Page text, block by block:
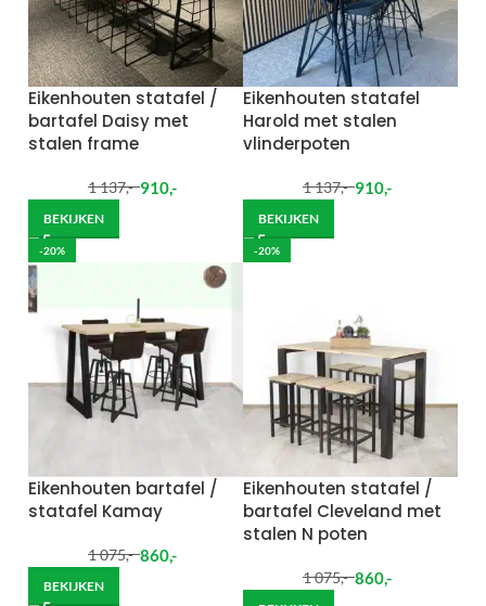
Eikenhouten statafel /
bartafel Daisy met
stalen frame
1 137,- 910,-
BEKIJKEN
Eikenhouten statafel
Harold met stalen
vlinderpoten
1 137,- 910,-
BEKIJKEN
-20%
Eikenhouten bartafel /
statafel Kamay
1 075,- 860,-
BEKIJKEN
-20%
Eikenhouten statafel /
bartafel Cleveland met
stalen N poten
1 075,- 860,-